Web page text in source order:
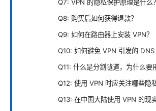
Q7: VPN 的隐私保护原理是什么？
Q8: 购买后如何获得退款？
Q9: 如何在路由器上安装 VPN？
Q10: 如何避免 VPN 引发的 DNS
Q11: 什么是分割隧道，为什么要
Q12: 使用 VPN 时应关注哪些隐
Q13: 在中国大陆使用 VPN 的现